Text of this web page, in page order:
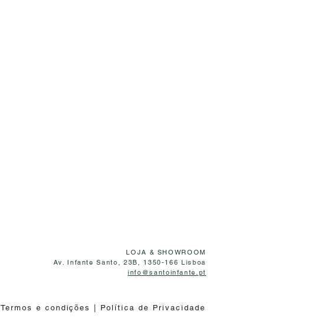
LOJA & SHOWROOM
Av. Infante Santo, 23B, 1350-166 Lisboa
info@santoinfante.pt
Termos e condições | Política de Privacidade